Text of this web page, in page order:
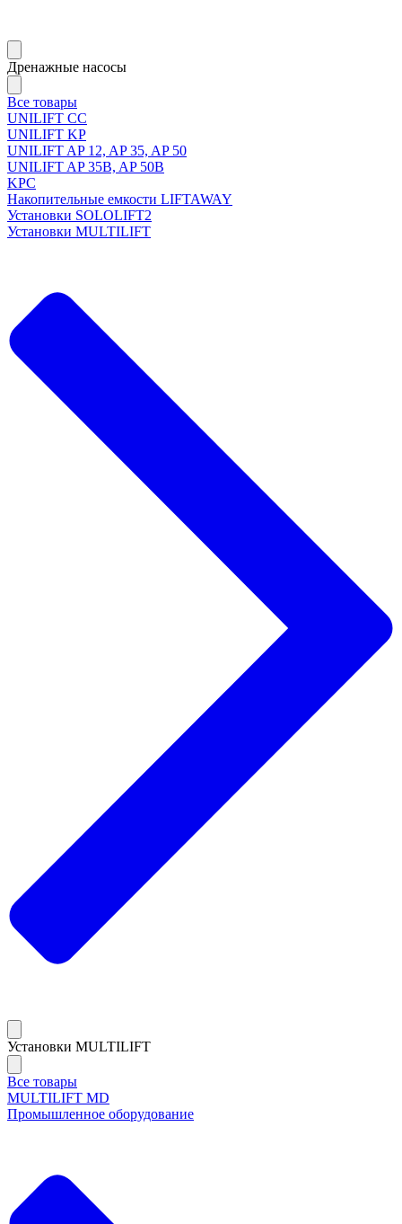
Дренажные насосы
Все товары
UNILIFT CC
UNILIFT KP
UNILIFT AP 12, AP 35, AP 50
UNILIFT AP 35B, AP 50B
KPC
Накопительные емкости LIFTAWAY
Установки SOLOLIFT2
Установки MULTILIFT
Установки MULTILIFT
Все товары
MULTILIFT MD
Промышленное оборудование